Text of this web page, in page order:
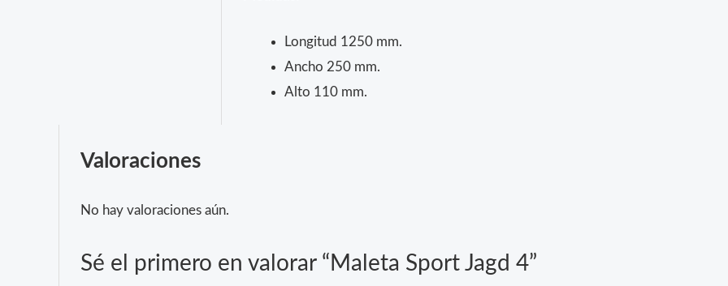
Longitud 1250 mm.
Ancho 250 mm.
Alto 110 mm.
Valoraciones
No hay valoraciones aún.
Sé el primero en valorar “Maleta Sport Jagd 4”